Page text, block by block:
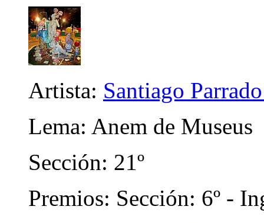
Artista: Santiago
Lema: Anem de Museus
Sección: 21º
Premios: Sección: 6º -